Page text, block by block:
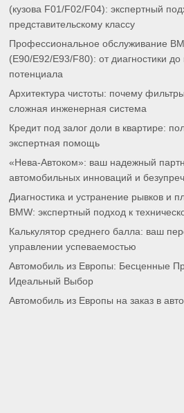
(кузова F01/F02/F04): экспертный
представительскому классу
Профессиональное обслуживание
(E90/E92/E93/F80): от диагностики до
потенциала
Архитектура чистоты: почему
сложная инженерная система
Кредит под залог доли в квартире:
экспертная помощь
«Нева-Автоком»: ваш надежный
автомобильных инноваций и
Диагностика и устранение рывков и
BMW: экспертный подход к
Калькулятор среднего балла: ваш
управлении успеваемостью
Автомобиль из Европы: Бесценные
Идеальный Выбор
Автомобиль из Европы на заказ в